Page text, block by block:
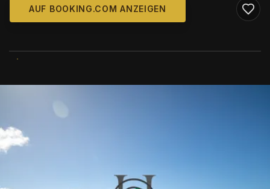
AUF BOOKING.COM ANZEIGEN